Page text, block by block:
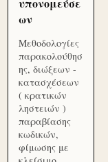
ων
Μεθοδολογίες
παρακολούθησ
ης, διώξεων -
κατασχέσεων
( κρατικών
ληστειών )
παραβίασης
κωδικών,
φίμωσης με